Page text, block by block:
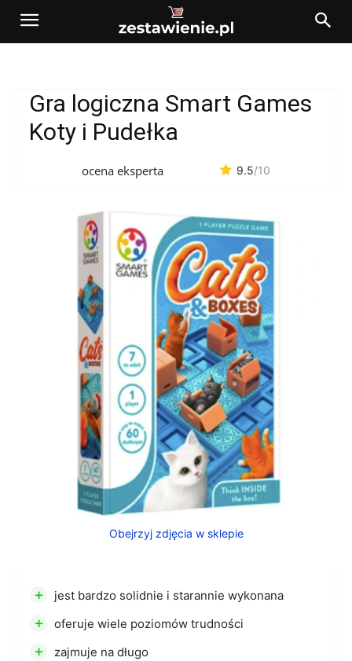
Gra logiczna Smart Games
Koty i Pudełka
ocena eksperta 9.5/10
Obejrzyj zdjęcia w sklepie
+ jest bardzo solidnie i starannie wykonana
+ oferuje wiele poziomów trudności
+ zajmuje na długo